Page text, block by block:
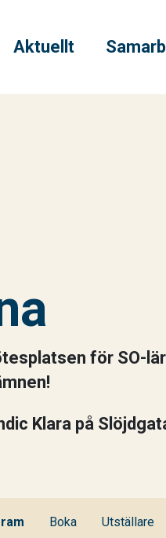
Aktuellt
för SO-
Klara på
Boka Utställare